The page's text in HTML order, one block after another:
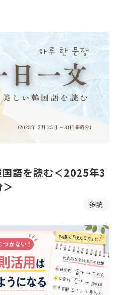
語を読む＜2025年3
多読